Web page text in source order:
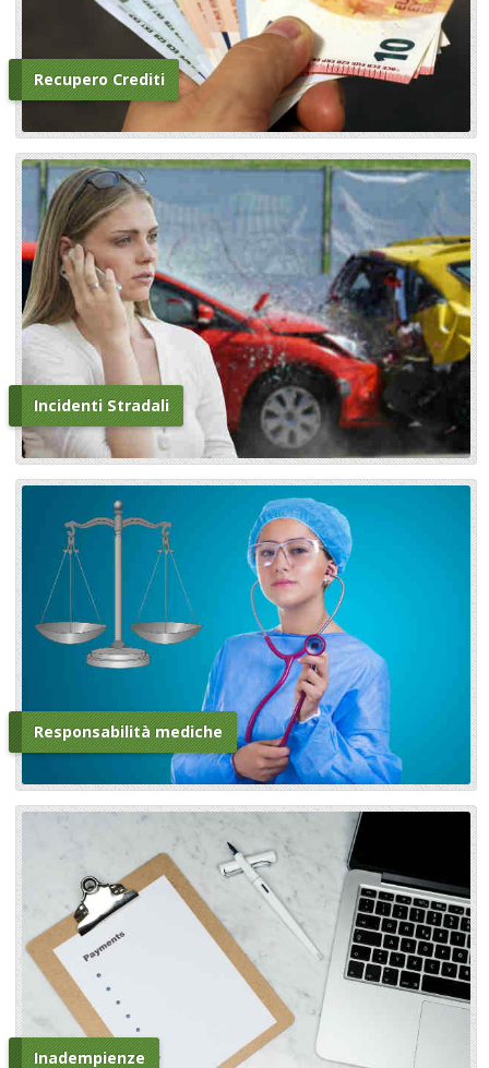
Recupero Crediti
Incidenti Stradali
Responsabilità mediche
Inadempienze